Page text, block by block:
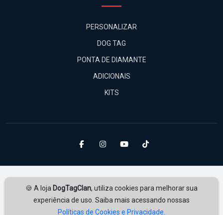
🍪 A loja DogTagClan, utiliza cookies para melhorar sua
experiência de uso. Saiba mais acessando nossas
Políticas de Cookies e Privacidade.
PERSONALIZAR
DOG TAG
PONTA DE DIAMANTE
ADICIONAIS
KITS